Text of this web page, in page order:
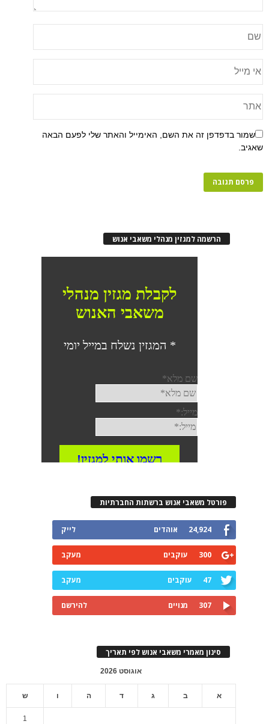
שמור בדפדפן זה את השם, האימייל והאתר שלי לפעם הבאה
שאגיב.
הרשמה למגזין מנהלי משאבי אנוש
פורטל משאבי אנוש ברשתות החברתיות
24,924 אוהדים לייק
300 עוקבים מעקב
47 עוקבים מעקב
307 מנויים להירשם
סינון מאמרי משאבי אנוש לפי תאריך
אוגוסט 2026
א ב ג ד ה ו ש
1